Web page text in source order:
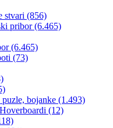
stvari (856)
pribor(6.465)
(6.465)
(73)
bojanke (1.493)
(12)